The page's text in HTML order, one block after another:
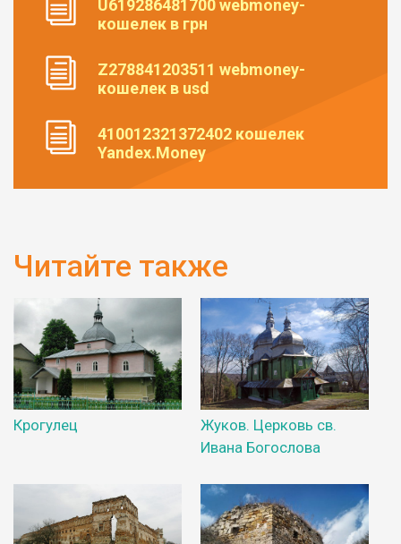
U619286481700 webmoney-
кошелек в грн
Z278841203511 webmoney-
кошелек в usd
410012321372402 кошелек
Yandex.Money
Читайте также
Крогулец
Жуков. Церковь св.
Ивана Богослова